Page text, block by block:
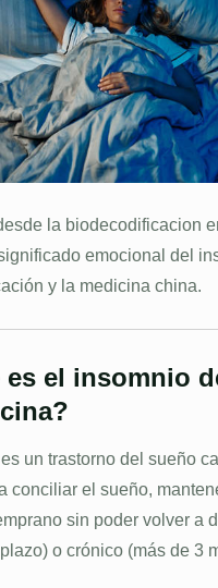
la biodecodificacion
emocional del
y la medicina china.
es el insomnio
es un trastorno del sueño
conciliar el sueño,
sin poder volver a
o crónico (más de 3